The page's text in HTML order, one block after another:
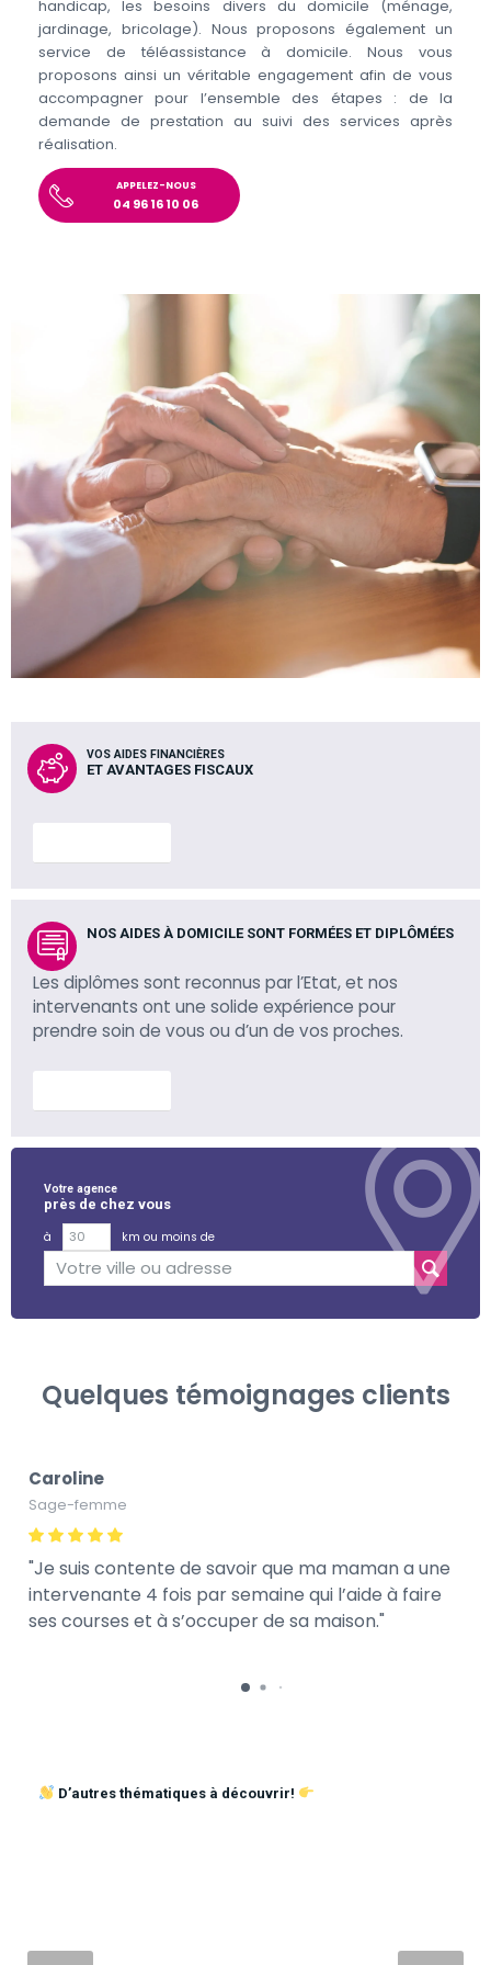
handicap, les besoins divers du domicile (ménage,
jardinage, bricolage). Nous proposons également un
service de téléassistance à domicile. Nous vous
proposons ainsi un véritable engagement afin de vous
accompagner pour l’ensemble des étapes : de la
demande de prestation au suivi des services après
réalisation.
APPELEZ-NOUS
04 96 16 10 06
VOS AIDES FINANCIÈRES
ET AVANTAGES FISCAUX
NOS AIDES À DOMICILE SONT FORMÉES ET DIPLÔMÉES
Les diplômes sont reconnus par l’Etat, et nos
intervenants ont une solide expérience pour
prendre soin de vous ou d’un de vos proches.
Votre agence
près de chez vous
à
km ou moins de
Quelques témoignages clients
Caroline
Sage-femme
Je suis contente de savoir que ma maman a une
intervenante 4 fois par semaine qui l’aide à faire
ses courses et à s’occuper de sa maison.
D’autres thématiques à découvrir!